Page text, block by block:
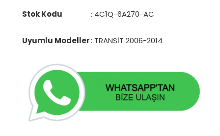
Stok Kodu : 4C1Q-6A270-AC
Uyumlu Modeller: TRANSİT 2006-2014